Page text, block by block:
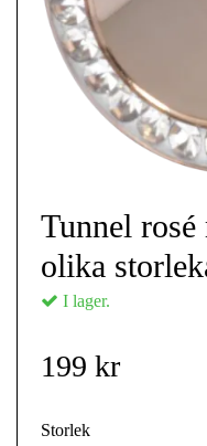
Tunnel rosé
olika
I lager.
199 kr
Storlek